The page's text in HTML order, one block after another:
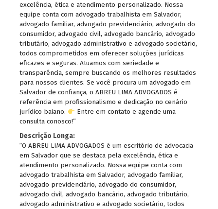
excelência, ética e atendimento personalizado. Nossa
equipe conta com advogado trabalhista em Salvador,
advogado familiar, advogado previdenciário, advogado do
consumidor, advogado civil, advogado bancário, advogado
tributário, advogado administrativo e advogado societário,
todos comprometidos em oferecer soluções jurídicas
eficazes e seguras. Atuamos com seriedade e
transparência, sempre buscando os melhores resultados
para nossos clientes. Se você procura um advogado em
Salvador de confiança, o ABREU LIMA ADVOGADOS é
referência em profissionalismo e dedicação no cenário
jurídico baiano.
Entre em contato e agende uma
consulta conosco!”
Descrição Longa:
“O ABREU LIMA ADVOGADOS é um escritório de advocacia
em Salvador que se destaca pela excelência, ética e
atendimento personalizado. Nossa equipe conta com
advogado trabalhista em Salvador, advogado familiar,
advogado previdenciário, advogado do consumidor,
advogado civil, advogado bancário, advogado tributário,
advogado administrativo e advogado societário, todos